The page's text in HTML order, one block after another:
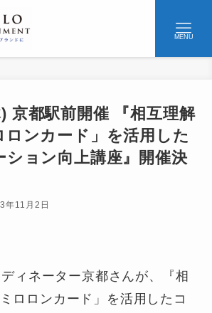
MENU
京都駅前開催 『相互理解
ロンカード」を活用した
ション向上講座』開催決
年11月2日
ィネーター京都さんが、『相
ロロンカード」を活用したコ